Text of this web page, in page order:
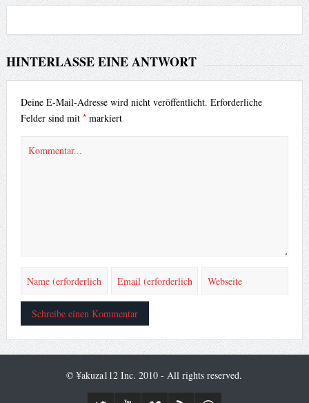
HINTERLASSE EINE ANTWORT
Deine E-Mail-Adresse wird nicht veröffentlicht. Erforderliche
Felder sind mit *markiert
© ¥akuza112 Inc. 2010 - All rights reserved.